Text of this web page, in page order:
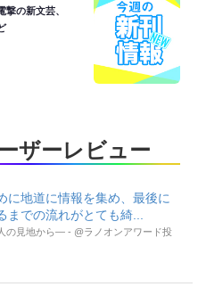
撃の新文芸、
ザーレビュー
に地道に情報を集め、最後に
までの流れがとても綺...
の見地から― - @ラノオンアワード投